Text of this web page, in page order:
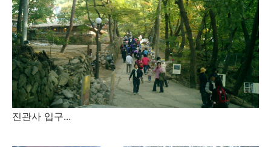
진관사 입구...